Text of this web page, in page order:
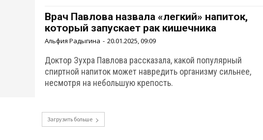
Врач Павлова назвала «легкий» напиток,
который запускает рак кишечника
Альфия Радыгина - 20.01.2025, 09:09
Доктор Зухра Павлова рассказала, какой популярный
спиртной напиток может навредить организму сильнее,
несмотря на небольшую крепость.
Загрузить больше